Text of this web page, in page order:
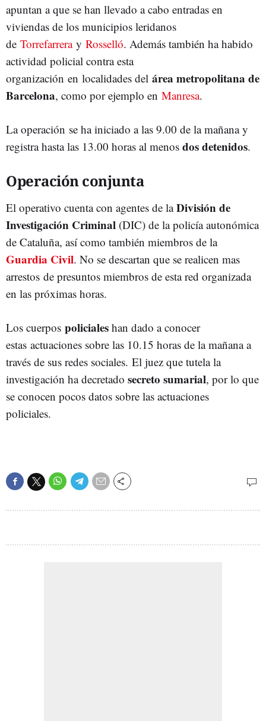
apuntan a que se han llevado a cabo entradas en
viviendas de los municipios leridanos
de Torrefarreray Rosselló. Además también ha habido
actividad policial contra esta
organización en localidades del área metropolitana de
Barcelona, como por ejemplo en Manresa.
La operación se ha iniciado a las 9.00 de la mañana y
registra hasta las 13.00 horas al menos dos detenidos.
Operación conjunta
El operativo cuenta con agentes de laDivisión de
Investigación Criminal (DIC) de la policía autonómica
de Cataluña, así como también miembros de la
Guardia Civil. No se descartan que se realicen mas
arrestos de presuntos miembros de esta red organizada
en las próximas horas.
Los cuerpos policiales han dado a conocer
estas actuaciones sobre las 10.15 horas de la mañana a
través de sus redes sociales. El juez que tutela la
investigación ha decretado secreto sumarial, por lo que
se conocen pocos datos sobre las actuaciones
policiales.